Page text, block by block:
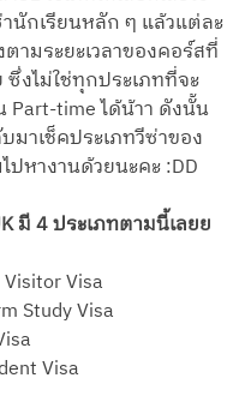
านักเรียนหลัก ๆ แล้วแต่ละ
ามระยะเวลาของคอร์สที่
ซึ่งไม่ใช่ทุกประเภทที่จะ
Part-time ได้น้าา ดังนั้น
าเช็คประเภทวีซ่าของ
ปหางานด้วยนะคะ :DD
มี 4 ประเภทตามนี้เลยย
Visa
Study Visa
Visa